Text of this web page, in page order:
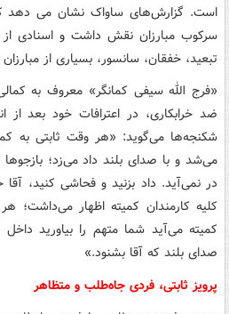
است. گزارش‌های ساواک نشان می دهد که
سرکوب مبارزان نقش داشت و اسنادی
تبعید، خفقان، سانسور، بسیاری از
«فرج الله سیفی کمانگر» معروف به
ضد خرابکاری، در اعترافات خود بعد از
شکنجه‌ها می‌گوید: «هر وقت ثابتی به
می‌شد و با صدای بلند داد می‌زد؛
در نمی‌آید. داد بزنید و فحاشی کنید،
کلیه کارمندان کمیته اظهار می‌داشت؛
کمیته می‌آید شما متهم را بیاورید
صدای بلند که آقا بشنود.»
پرویز ثابتی، فردی جاه‌طلب و متظاهر